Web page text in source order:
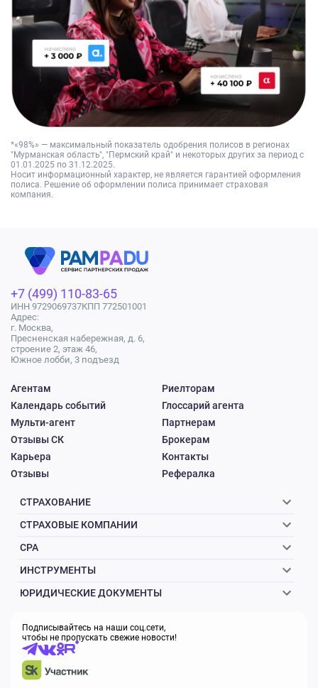
*«98%» — максимальный показатель одобрения полисов в регионах
"Мурманская область", "Пермский край" и некоторых других за период с
01.01.2025 по 31.12.2025.
Носит информационный характер, не является гарантией оформления
полиса. Решение об оформлении полиса принимает страховая
компания.
+7 (499) 110-83-65
ИНН 9729069737КПП 772501001
Адрес:
г. Москва,
Пресненская набережная, д. 6,
строение 2, этаж 46,
Южное лобби, 3 подъезд
Агентам
Риелторам
Календарь событий
Глоссарий агента
Мульти-агент
Партнерам
Отзывы СК
Брокерам
Карьера
Контакты
Отзывы
Рефералка
СТРАХОВАНИЕ
СТРАХОВЫЕ КОМПАНИИ
CPA
ИНСТРУМЕНТЫ
ЮРИДИЧЕСКИЕ ДОКУМЕНТЫ
Подписывайтесь на наши соц.сети,
чтобы не пропускать свежие новости!